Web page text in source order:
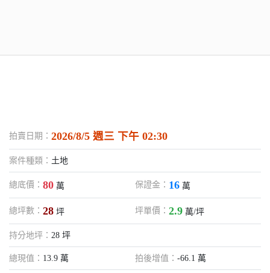
拍賣日期： 2026/8/5 週三 下午 02:30
案件種類： 土地
總底價： 80 萬 保證金： 16 萬
總坪數： 28 坪 坪單價： 2.9 萬/坪
持分地坪： 28 坪
總現值： 13.9 萬 拍後增值： -66.1 萬